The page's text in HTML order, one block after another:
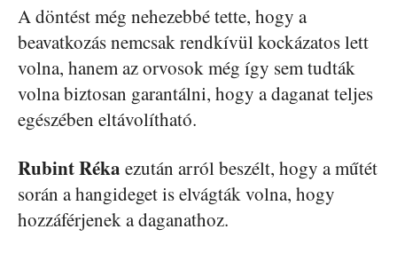
A döntést még nehezebbé tette, hogy a
beavatkozás nemcsak rendkívül kockázatos lett
volna, hanem az orvosok még így sem tudták
volna biztosan garantálni, hogy a daganat teljes
egészében eltávolítható.
Rubint Réka ezután arról beszélt, hogy a műtét
során a hangideget is elvágták volna, hogy
hozzáférjenek a daganathoz.